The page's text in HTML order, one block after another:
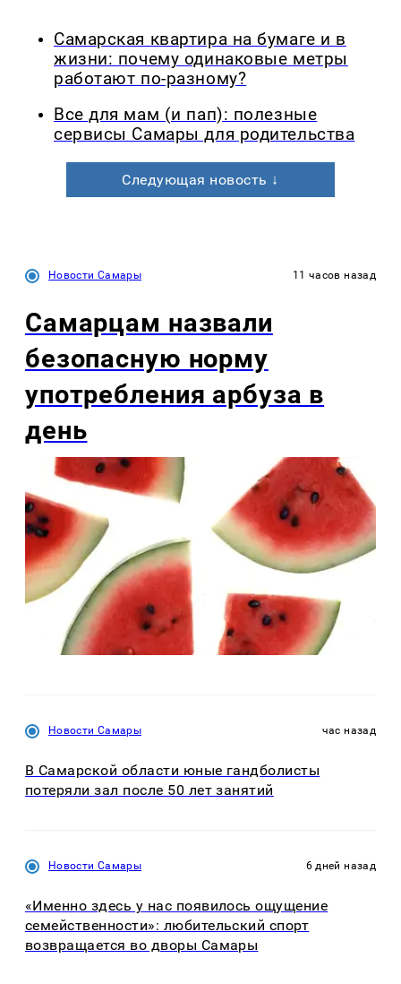
Самарская квартира на бумаге и в
жизни: почему одинаковые метры
работают по-разному?
Все для мам (и пап): полезные
сервисы Самары для родительства
Следующая новость ↓
Новости Самары 11 часов назад
Самарцам назвали
безопасную норму
употребления арбуза в
день
Новости Самары час назад
В Самарской области юные гандболисты
потеряли зал после 50 лет занятий
Новости Самары 6 дней назад
«Именно здесь у нас появилось ощущение
семейственности»: любительский спорт
возвращается во дворы Самары